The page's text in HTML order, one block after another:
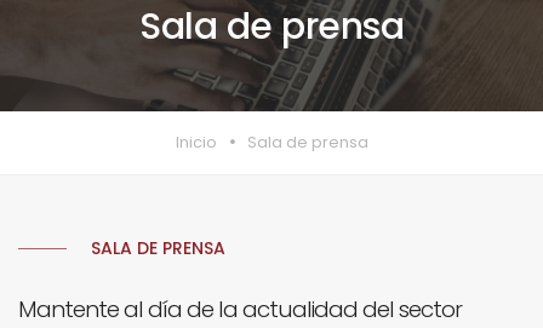
Sala de prensa
Inicio Sala de prensa
SALA DE PRENSA
Mantente al día de la actualidad del sector